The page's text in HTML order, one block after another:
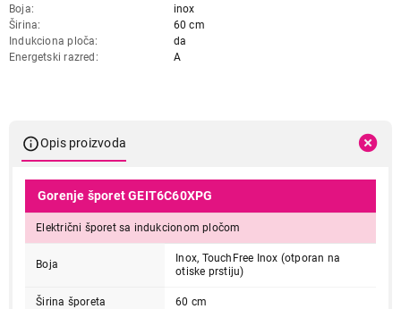
Boja
inox
Širina
60 cm
Indukciona ploča
da
Energetski razred
A
Opis proizvoda
Gorenje šporet GEIT6C60XPG
Električni šporet sa indukcionom pločom
Boja
Inox, TouchFree Inox (otporan na
otiske prstiju)
Širina šporeta 60 cm